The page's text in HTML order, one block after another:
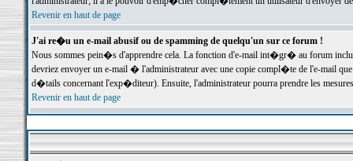
Revenir en haut de page
J'ai re�u un e-mail abusif ou de spamming de quelqu'un sur ce forum !
Nous sommes pein�s d'apprendre cela. La fonction d'e-mail int�gr� au forum inclut
devriez envoyer un e-mail � l'administrateur avec une copie compl�te de l'e-mail
d�tails concernant l'exp�diteur). Ensuite, l'administrateur pourra prendre les
Revenir en haut de page